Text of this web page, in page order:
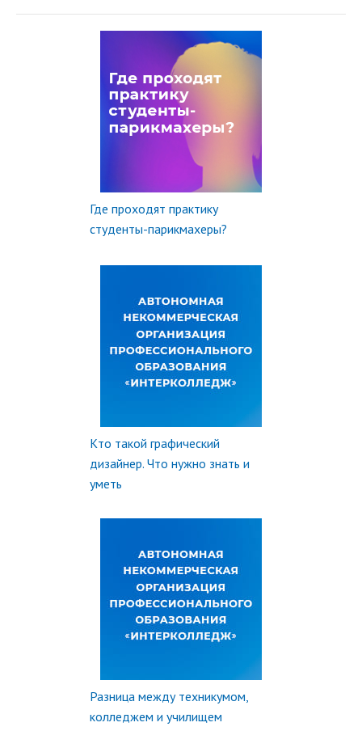
Где проходят практику
студенты-парикмахеры?
Кто такой графический
дизайнер. Что нужно знать и
уметь
Разница между техникумом,
колледжем и училищем